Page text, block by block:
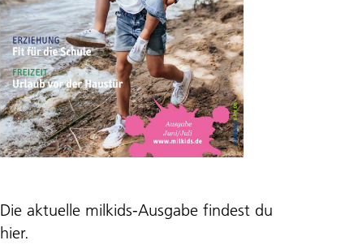
Die aktuelle milkids-Ausgabe findest du
hier.